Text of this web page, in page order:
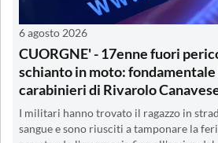
6 agosto 2026
CUORGNE' - 17enne fuori
schianto in moto:
carabinieri di Rivarolo
I militari hanno trovato il ragazzo in
sangue e sono riusciti a tamponare la